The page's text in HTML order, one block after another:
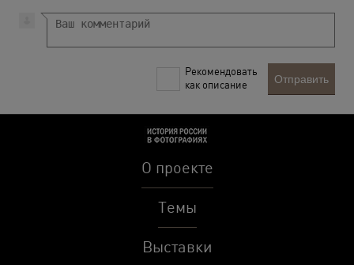
Рекомендовать
как описание
Отправить
О проекте
Темы
Выставки